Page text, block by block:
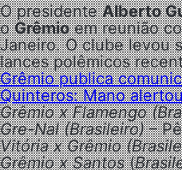
O presidenteAlberto
oGrêmioem reunião
Janeiro. O clube levou
lances polêmicos
Grêmio publica
Quinteros: Mano
Grêmio x Flamengo
Gre-Nal (Brasileiro)–
Vitória x Grêmio
Grêmio x Santos(